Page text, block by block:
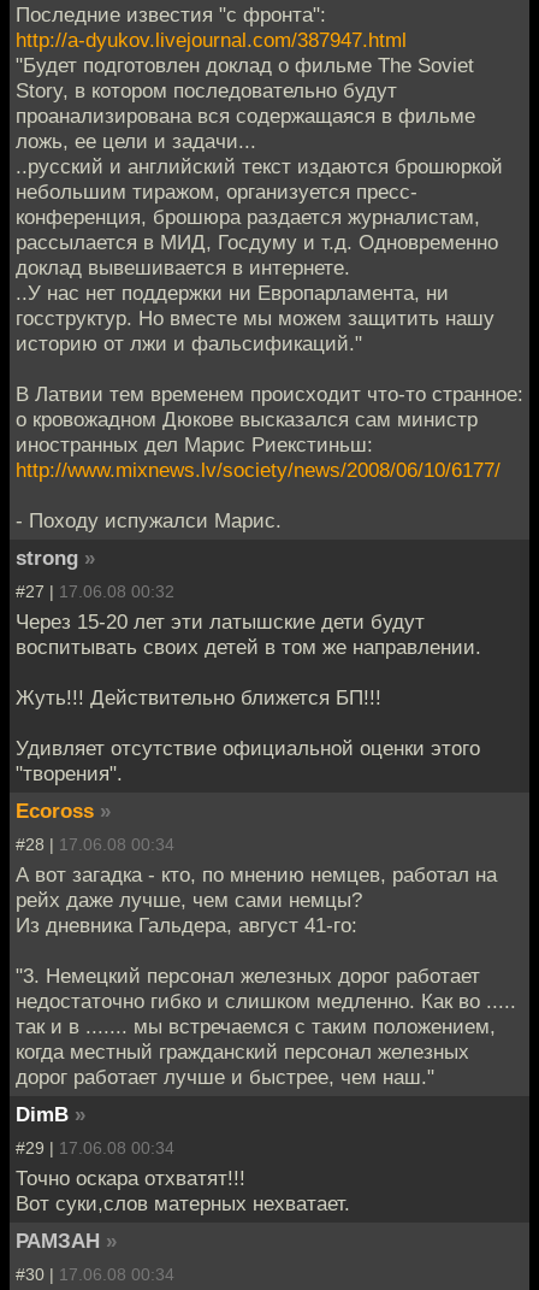
Последние известия "с фронта":
http://a-dyukov.livejournal.com/387947.html
"Будет подготовлен доклад о фильме The Soviet
Story, в котором последовательно будут
проанализирована вся содержащаяся в фильме
ложь, ее цели и задачи...
..русский и английский текст издаются брошюркой
небольшим тиражом, организуется пресс-
конференция, брошюра раздается журналистам,
рассылается в МИД, Госдуму и т.д. Одновременно
доклад вывешивается в интернете.
..У нас нет поддержки ни Европарламента, ни
госструктур. Но вместе мы можем защитить нашу
историю от лжи и фальсификаций."
В Латвии тем временем происходит что-то странное:
о кровожадном Дюкове высказался сам министр
иностранных дел Марис Риекстиньш:
http://www.mixnews.lv/society/news/2008/06/10/6177/
- Походу испужалси Марис.
strong »
#27 | 17.06.08 00:32
Через 15-20 лет эти латышские дети будут
воспитывать своих детей в том же направлении.
Жуть!!! Действительно ближется БП!!!
Удивляет отсутствие официальной оценки этого
"творения".
Ecoross »
#28 | 17.06.08 00:34
А вот загадка - кто, по мнению немцев, работал на
рейх даже лучше, чем сами немцы?
Из дневника Гальдера, август 41-го:
"3. Немецкий персонал железных дорог работает
недостаточно гибко и слишком медленно. Как во .....
так и в ....... мы встречаемся с таким положением,
когда местный гражданский персонал железных
дорог работает лучше и быстрее, чем наш."
DimB »
#29 | 17.06.08 00:34
Точно оскара отхватят!!!
Вот суки,слов матерных нехватает.
РАМЗАН »
#30 | 17.06.08 00:34